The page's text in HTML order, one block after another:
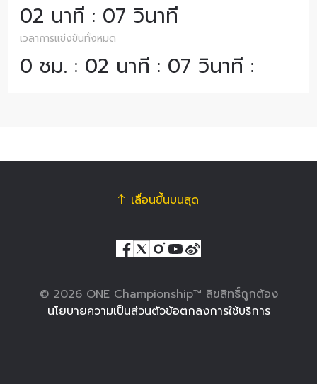
02 นาที : 07 วินาที
เวลาการแข่งขันทั้งหมด
0 ชม. : 02 นาที : 07 วินาที :
เลื่อนขึ้นบนสุด
© 2026 ONE Championship™ ลิขสิทธิ์ถูกต้อง
นโยบายความเป็นส่วนตัวข้อตกลงการใช้บริการ